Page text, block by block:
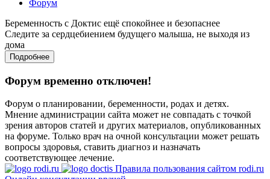
Форум
Беременность с Доктис ещё спокойнее и безопаснее
Следите за сердцебиением будущего малыша, не выходя из
дома
Подробнее
Форум временно отключен!
Форум о планировании, беременности, родах и детях.
Мнение администрации сайта может не совпадать с точкой
зрения авторов статей и других материалов, опубликованных
на форуме. Только врач на очной консультации может решать
вопросы здоровья, ставить диагноз и назначать
соответствующее лечение.
Правила пользования сайтом rodi.ru